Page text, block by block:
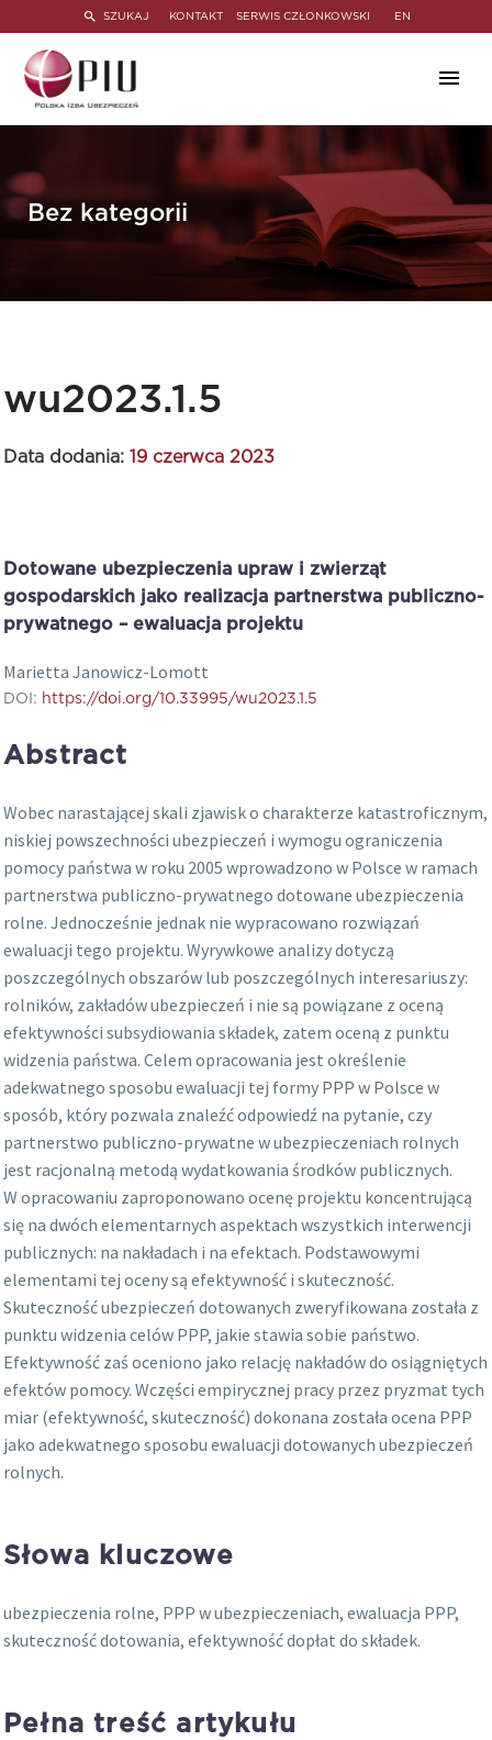
SZUKAJ KONTAKT SERWIS CZŁONKOWSKI EN
Bez kategorii
wu2023.1.5
Data dodania: 19 czerwca 2023
Dotowane ubezpieczenia upraw i zwierząt
gospodarskich jako realizacja partnerstwa publiczno-
prywatnego – ewaluacja projektu
Marietta Janowicz-Lomott
DOI: https://doi.org/10.33995/wu2023.1.5
Abstract
Wobec narastającej skali zjawisk o charakterze katastroficznym,
niskiej powszechności ubezpieczeń i wymogu ograniczenia
pomocy państwa w roku 2005 wprowadzono w Polsce w ramach
partnerstwa publiczno-prywatnego dotowane ubezpieczenia
rolne. Jednocześnie jednak nie wypracowano rozwiązań
ewaluacji tego projektu. Wyrywkowe analizy dotyczą
poszczególnych obszarów lub poszczególnych interesariuszy:
rolników, zakładów ubezpieczeń i nie są powiązane z oceną
efektywności subsydiowania składek, zatem oceną z punktu
widzenia państwa. Celem opracowania jest określenie
adekwatnego sposobu ewaluacji tej formy PPP w Polsce w
sposób, który pozwala znaleźć odpowiedź na pytanie, czy
partnerstwo publiczno-prywatne w ubezpieczeniach rolnych
jest racjonalną metodą wydatkowania środków publicznych.
W opracowaniu zaproponowano ocenę projektu koncentrującą
się na dwóch elementarnych aspektach wszystkich interwencji
publicznych: na nakładach i na efektach. Podstawowymi
elementami tej oceny są efektywność i skuteczność.
Skuteczność ubezpieczeń dotowanych zweryfikowana została z
punktu widzenia celów PPP, jakie stawia sobie państwo.
Efektywność zaś oceniono jako relację nakładów do osiągniętych
efektów pomocy. Wczęści empirycznej pracy przez pryzmat tych
miar (efektywność, skuteczność) dokonana została ocena PPP
jako adekwatnego sposobu ewaluacji dotowanych ubezpieczeń
rolnych.
Słowa kluczowe
ubezpieczenia rolne, PPP w ubezpieczeniach, ewaluacja PPP,
skuteczność dotowania, efektywność dopłat do składek.
Pełna treść artykułu